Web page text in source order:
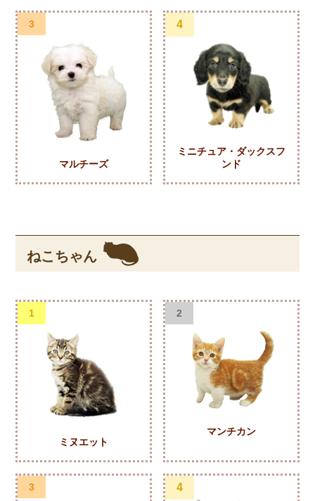
3
マルチーズ
4
ミニチュア・ダックスフ
ンド
ねこちゃん
1
ミヌエット
2
マンチカン
3 4